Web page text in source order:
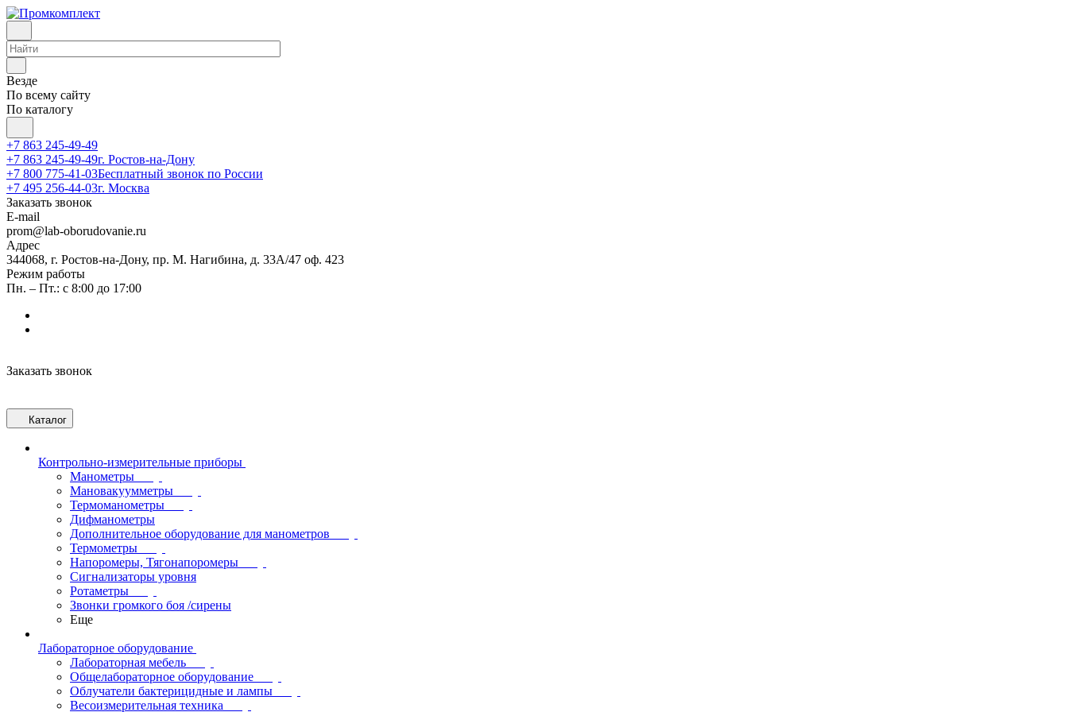
Везде
По всему сайту
По каталогу
+7 863 245-49-49
+7 863 245-49-49г. Ростов-на-Дону
+7 800 775-41-03Бесплатный звонок по России
+7 495 256-44-03г. Москва
Заказать звонок
E-mail
prom@lab-oborudovanie.ru
Адрес
344068, г. Ростов-на-Дону, пр. М. Нагибина, д. 33А/47 оф. 423
Режим работы
Пн. – Пт.: с 8:00 до 17:00
Заказать звонок
Каталог
Контрольно-измерительные приборы
Манометры
Мановакуумметры
Термоманометры
Дифманометры
Дополнительное оборудование для манометров
Термометры
Напоромеры, Тягонапоромеры
Сигнализаторы уровня
Ротаметры
Звонки громкого боя /сирены
Еще
Лабораторное оборудование
Лабораторная мебель
Общелабораторное оборудование
Облучатели бактерицидные и лампы
Весоизмерительная техника